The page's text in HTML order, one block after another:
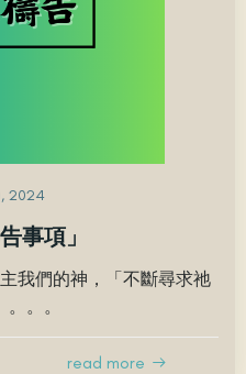
2024
事項」
我們的神，「不斷尋求祂
。。
read more